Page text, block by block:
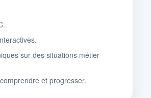
sur des situations métier
et progresser.